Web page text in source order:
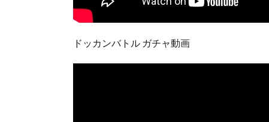
ドッカンバトル ガチャ動画